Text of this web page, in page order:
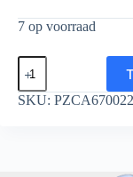
7 op voorraad
PHILIPS
Saeco
-SKU: PZCA670022